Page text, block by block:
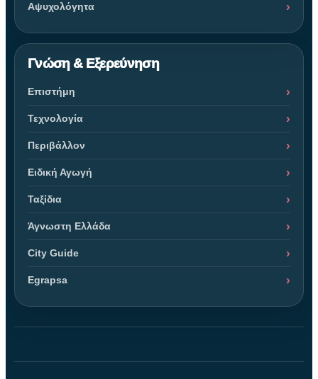
Αψυχολόγητα
Γνώση & Εξερεύνηση
Επιστήμη
Τεχνολογία
Περιβάλλον
Ειδική Αγωγή
Ταξίδια
Άγνωστη Ελλάδα
City Guide
Egrapsa